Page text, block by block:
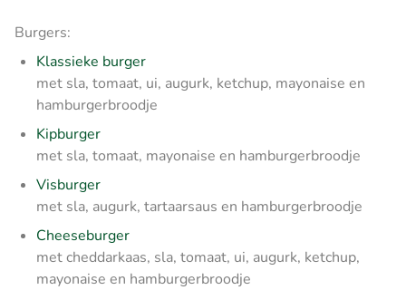
Burgers:
Klassieke burger
met sla, tomaat, ui, augurk, ketchup, mayonaise en
hamburgerbroodje
Kipburger
met sla, tomaat, mayonaise en hamburgerbroodje
Visburger
met sla, augurk, tartaarsaus en hamburgerbroodje
Cheeseburger
met cheddarkaas, sla, tomaat, ui, augurk, ketchup,
mayonaise en hamburgerbroodje